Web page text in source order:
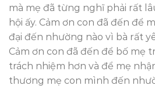
mà mẹ đã từng nghĩ phải rất
hội ấy. Cảm ơn con đã đến để
đại đến nhường nào vì bà rất
Cảm ơn con đã đến để bố mẹ
trách nhiệm hơn và để mẹ
thương mẹ con mình đến